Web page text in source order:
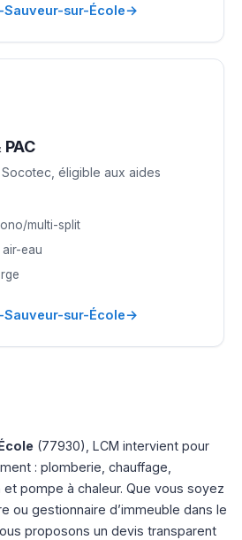
sur-École→
éligible aux aides
multi-split
eau
sur-École→
(77930), LCM intervient pour
: plomberie, chauffage,
pompe à chaleur. Que vous soyez
ou gestionnaire d’immeuble dans le
proposons un devis transparent